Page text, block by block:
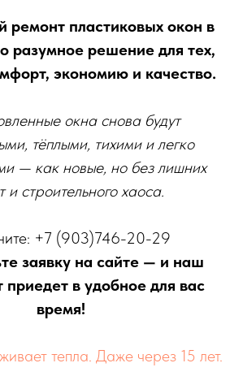
ремонт пластиковых окон в
разумное решение для тех,
экономию и качество.
окна снова будут
тёплыми, тихими и легко
— как новые, но без лишних
и строительного хаоса.
+7 (903)746-20-29
заявку на сайте — и наш
приедет в удобное для вас
время!
тепла. Даже через 15 лет.